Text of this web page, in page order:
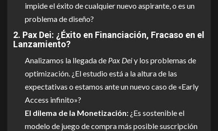
impide el éxito de cualquier nuevo aspirante, o es un
problema de diseño?
2. Pax Dei: ¿Éxito en Financiación, Fracaso en el
Lanzamiento?
Analizamos la llegada de Pax Deiy los problemas de
optimización. ¿El estudio está a la altura de las
expectativas o estamos ante un nuevo caso de «Early
Access infinito»?
El dilema de la Monetización: ¿Es sostenible el
modelo de juego de compra más posible suscripción